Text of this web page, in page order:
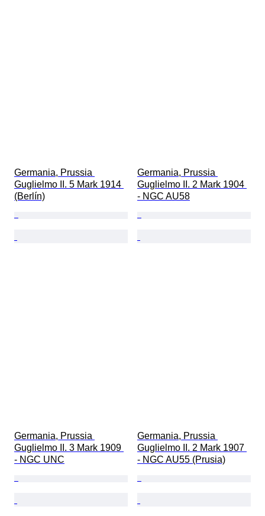
Germania, Prussia
Guglielmo II. 5 Mark 1914
(Berlín)
Germania, Prussia
Guglielmo II. 2 Mark 1904
- NGC AU58
Germania, Prussia
Guglielmo II. 3 Mark 1909
- NGC UNC
Germania, Prussia
Guglielmo II. 2 Mark 1907
- NGC AU55 (Prusia)